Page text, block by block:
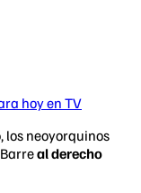
hoy en TV
los neoyorquinos
al derecho